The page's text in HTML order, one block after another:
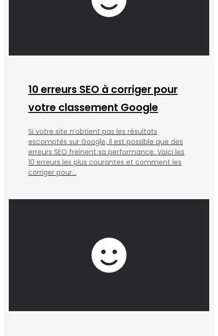
10 erreurs SEO à corriger pour
votre classement Google
Si votre site n’obtient pas les résultats
escomptés sur Google, il est possible que des
erreurs SEO freinent sa performance. Voici les
10 erreurs les plus courantes et comment les
corriger pour...